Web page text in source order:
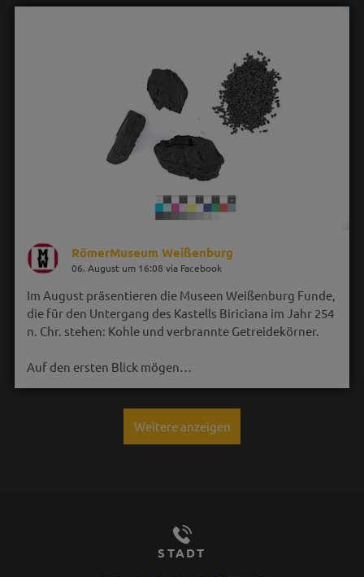
RömerMuseum Weißenburg
06. August um 16:08 via Facebook
Im August präsentieren die Museen Weißenburg Funde,
die für den Untergang des Kastells Biriciana im Jahr 254
n. Chr. stehen: Kohle und verbrannte Getreidekörner.
Auf den ersten Blick mögen…
Weitere anzeigen
STADT